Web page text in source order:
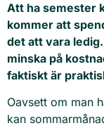
Att ha semester
kommer att
det att vara
minska på
faktiskt är
Oavsett om man
kan